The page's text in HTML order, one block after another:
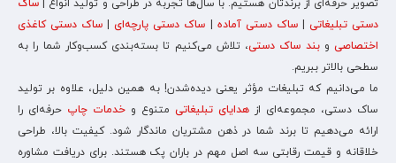
تصویر حرفه‌ای از برندتان هستیم. با سال‌ها تجربه در طراحی و تولید انواع | ساک
دستی تبلیغاتی |ساک دستی آماده ساک دستی پارچه‌ای| ساک دستی کاغذی
اختصاصی وبند ساک دستی، تلاش می‌کنیم تا بسته‌بندی کسب‌وکار شما را به
سطحی بالاتر ببریم.
ما می‌دانیم که تبلیغات مؤثر یعنی دیده‌شدن! به همین دلیل، علاوه بر تولید
ساک دستی، مجموعه‌ای از هدایای تبلیغاتی متنوع و خدمات چاپ حرفه‌ای را
ارائه می‌دهیم تا برند شما در ذهن مشتریان ماندگار شود. کیفیت بالا، طراحی
خلاقانه و قیمت رقابتی سه اصل مهم در باران پک هستند. برای دریافت مشاوره